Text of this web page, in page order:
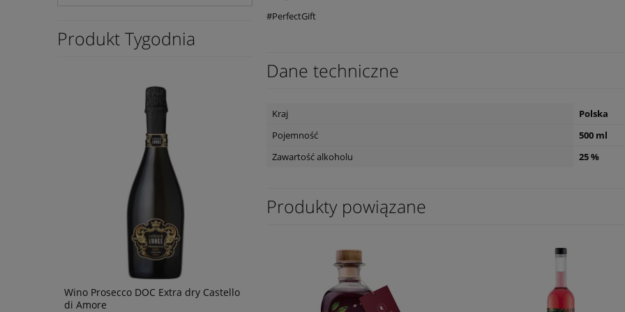
Produkt Tygodnia
Wino Prosecco DOC Extra dry Castello
di Amore
Wino Bonfils L'Esparrou Merlot 0,75L
Wino Bonfils L'Esparrou Sauvignon
#PerfectGift
Dane techniczne
Kraj
Polska
Pojemność
500 ml
Zawartość alkoholu
25 %
Produkty powiązane